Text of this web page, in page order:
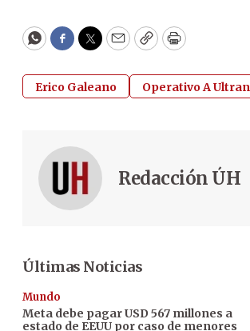
WhatsApp
Facebook
Twitter
EmailCopyPrint
Erico Galeano Operativo A
Redacción ÚH
Últimas Noticias
Mundo
Meta debe pagar USD 567 millones a
estado de EEUU por caso de menores